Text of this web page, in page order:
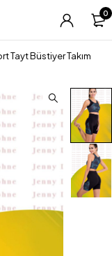
0
Tayt Büstiyer Takım